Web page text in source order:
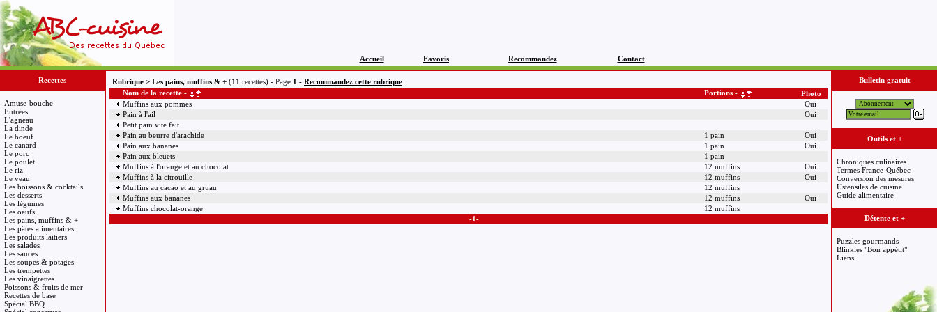
Accueil Favoris Recommandez Contact
Recettes
Amuse-bouche
Entrées
L'agneau
La dinde
Le boeuf
Le canard
Le porc
Le poulet
Le riz
Le veau
Les boissons & cocktails
Les desserts
Les légumes
Les oeufs
Les pains, muffins & +
Les pâtes alimentaires
Les produits laitiers
Les salades
Les sauces
Les soupes & potages
Les trempettes
Les vinaigrettes
Poissons & fruits de mer
Recettes de base
Spécial BBQ
Rubrique > Les pains, muffins & + (11 recettes) - Page 1 - Recommandez cette rubrique
Nom de la recette -
Portions -
Photo
Muffins aux pommes
Oui
Pain à l'ail
Oui
Petit pain vite fait
Pain au beurre d'arachide
1 pain
Oui
Pain aux bananes
1 pain
Oui
Pain aux bleuets
1 pain
Muffins à l'orange et au chocolat
12 muffins
Oui
Muffins à la citrouille
12 muffins
Oui
Muffins au cacao et au gruau
12 muffins
Muffins aux bananes
12 muffins
Oui
Muffins chocolat-orange
12 muffins
-1-
Bulletin gratuit
Outils et +
Chroniques culinaires
Termes France-Québec
Conversion des mesures
Ustensiles de cuisine
Guide alimentaire
Détente et +
Puzzles gourmands
Blinkies "Bon appétit"
Liens